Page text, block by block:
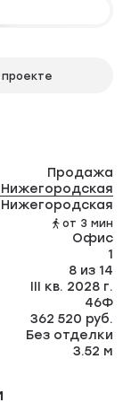
Продажа
от 3 мин
Офис
1
8 из 14
III кв. 2028 г.
46Ф
362 520 руб.
Без отделки
3.52 м